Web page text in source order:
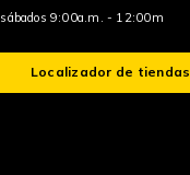
sábados 9:00a.m. - 12:00m
Localizador de tiendas